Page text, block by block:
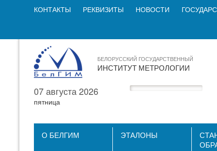
КОНТАКТЫ РЕКВИЗИТЫ НОВОСТИ
БЕЛОРУССКИЙ ГОСУДАРСТВЕННЫЙ
ИНСТИТУТ МЕТРОЛОГИИ
07 августа 2026
пятница
О БЕЛГИМ ЭТАЛОНЫ